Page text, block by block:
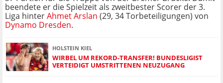
beendete er die Spielzeit als zweitbester Scorer der 3.
Liga hinterAhmet Arslan (29, 34 Torbeteiligungen) von
Dynamo Dresden.
HOLSTEIN KIEL
WIRBEL UM REKORD-TRANSFER! BUNDESLIGIST
VERTEIDIGT UMSTRITTENEN NEUZUGANG